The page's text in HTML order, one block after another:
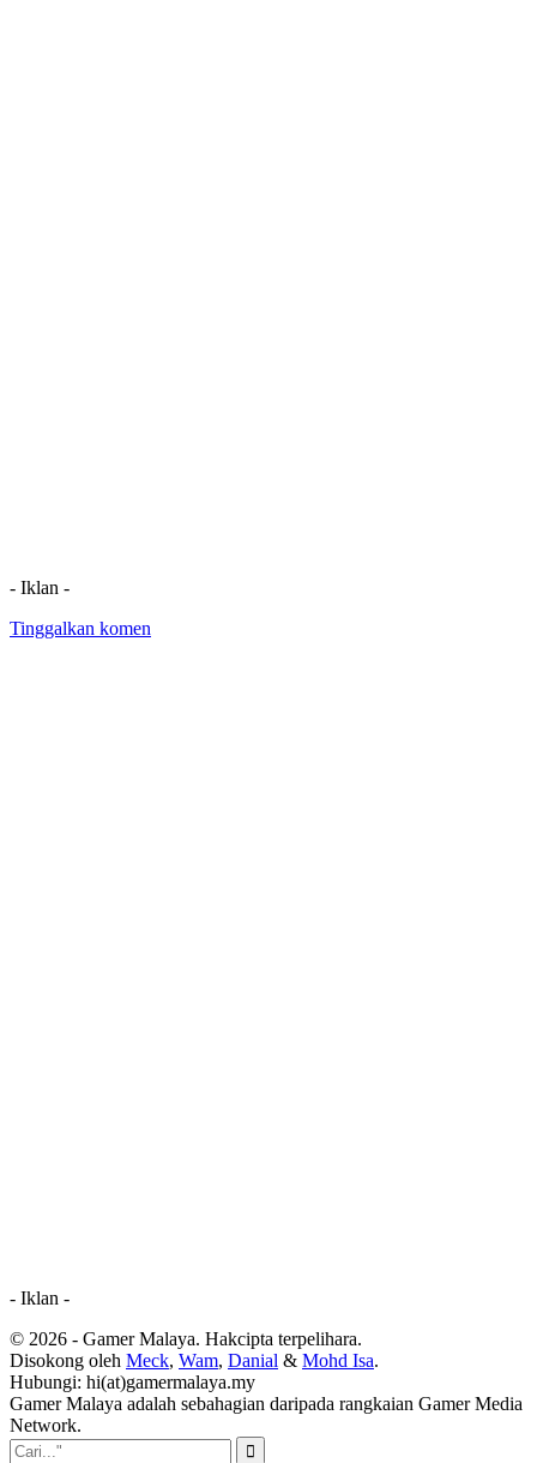
- Iklan -
Tinggalkan komen
- Iklan -
© 2026 - Gamer Malaya. Hakcipta terpelihara.
Disokong oleh Meck, Wam, Danial & Mohd Isa.
Hubungi: hi(at)gamermalaya.my
Gamer Malaya adalah sebahagian daripada rangkaian Gamer Media
Network.